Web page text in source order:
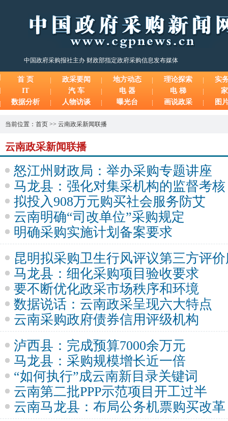
中国政府采购报社主办 财政部指定政府采购信息发布媒体
首 页 政采要闻 地方动态 理论探索
实
IT
汽 车 电 器 电 梯
数据分析
人物访谈 曝光台 画说政采 图
当前位置： 首页 >> 云南政采新闻联播
云南政采新闻联播
怒江州财政局：举办采购专题讲座
马龙县：强化对集采机构的监督考核
拟投入908万元购买社会服务防艾
云南明确“司改单位”采购规定
明确采购实施计划备案要求
昆明拟采购卫生行风评议第三方评
马龙县：细化采购项目验收要求
要不断优化政采市场秩序和环境
数据说话：云南政采呈现六大特点
云南采购政府债券信用评级机构
泸西县：完成预算7000余万元
马龙县：采购规模增长近一倍
“如何执行”成云南新目录关键词
云南第二批PPP示范项目开工过半
云南马龙县：布局公务机票购买改革